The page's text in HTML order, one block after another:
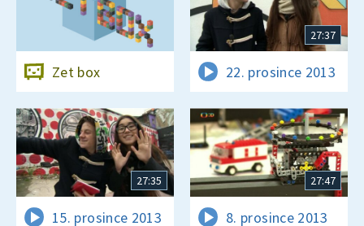
Zet box
27:37
22. prosince 2013
27:35
15. prosince 2013
27:47
8. prosince 2013